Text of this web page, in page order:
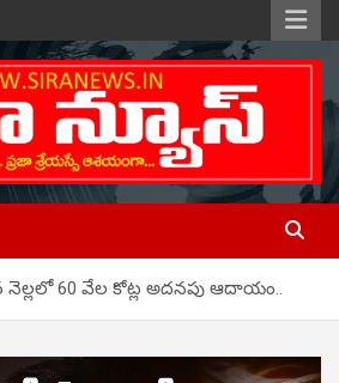
నెల్లలో 60 వేల కోట్ల అదనపు ఆదాయం..